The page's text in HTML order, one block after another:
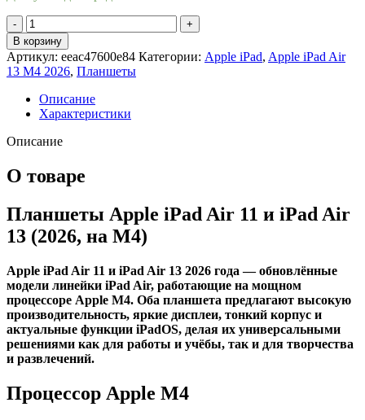
Количество
товара
Планшет
Apple
iPad
Air
13
(2026)
Fi
(Blue)
В корзину
Артикул: eeac47600e84 Категории: Apple iPad, Apple iPad Air
13 M4 2026, Планшеты
Описание
Характеристики
Описание
О товаре
Планшеты Apple iPad Air 11 и iPad Air
13 (2026, на M4)
Apple iPad Air 11 и iPad Air 13 2026 года — обновлённые
модели линейки iPad Air, работающие на мощном
процессоре Apple M4. Оба планшета предлагают высокую
производительность, яркие дисплеи, тонкий корпус и
актуальные функции iPadOS, делая их универсальными
решениями как для работы и учёбы, так и для творчества
и развлечений.
Процессор Apple M4